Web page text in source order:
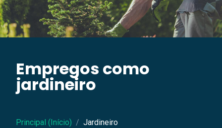
Empregos como
jardineiro
Principal (Início) Jardineiro